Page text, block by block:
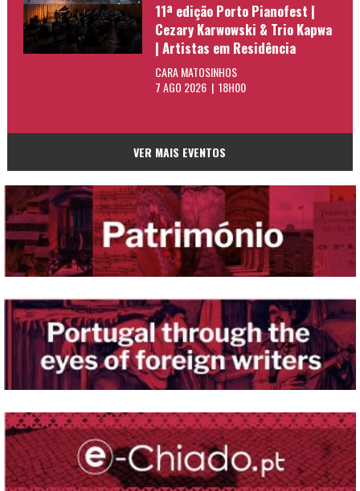
11ª edição Porto Pianofest |
Cezary Karwowski & Trio Kapwa
| Artistas em Residência
CARA MATOSINHOS
7 AGO 2026 | 18H00
VER MAIS EVENTOS